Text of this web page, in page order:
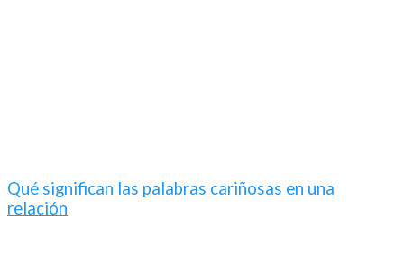
Qué significan las palabras cariñosas en una
relación